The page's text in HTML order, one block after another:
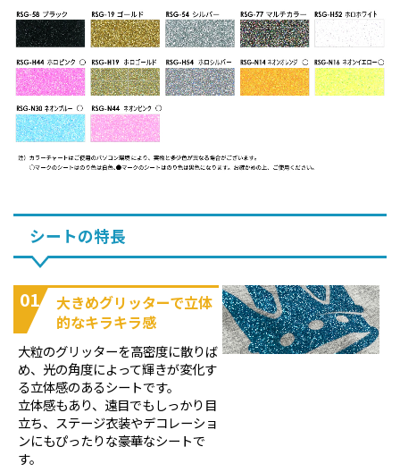
シートの特長
01
大きめグリッターで立体
的なキラキラ感
大粒のグリッターを高密度に散りば
め、光の角度によって輝きが変化す
る立体感のあるシートです。
立体感もあり、遠目でもしっかり目
立ち、ステージ衣装やデコレーショ
ンにもぴったりな豪華なシートで
す。